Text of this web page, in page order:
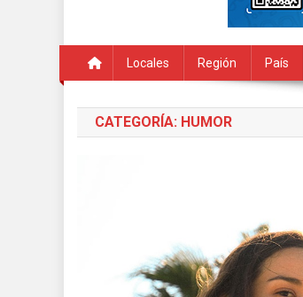
Locales Región País
CATEGORÍA: HUMOR